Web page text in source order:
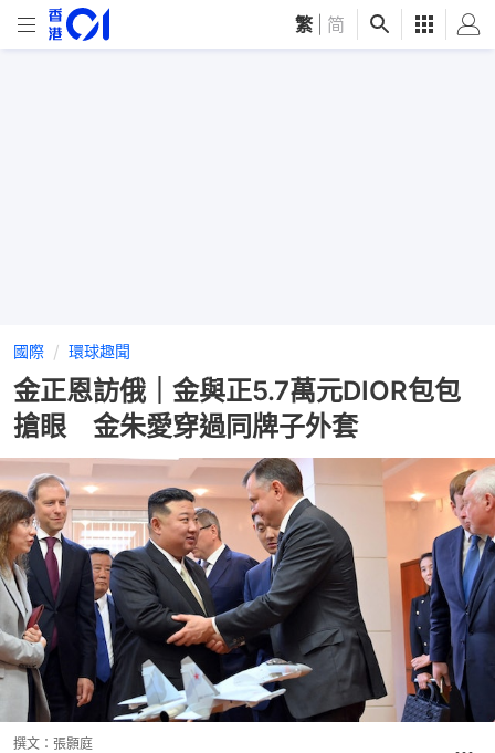
繁 简
國際 環球趣聞
金正恩訪俄｜金與正5.7萬元DIOR包包
搶眼 金朱愛穿過同牌子外套
撰文： 張顥庭